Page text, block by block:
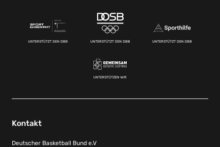
UNTERSTÜTZT DEN DBB UNTERSTÜTZT DEN DBB UNTERSTÜTZT DEN DBB
UNTERSTÜTZEN WIR
Kontakt
Deutscher Basketball Bund e.V